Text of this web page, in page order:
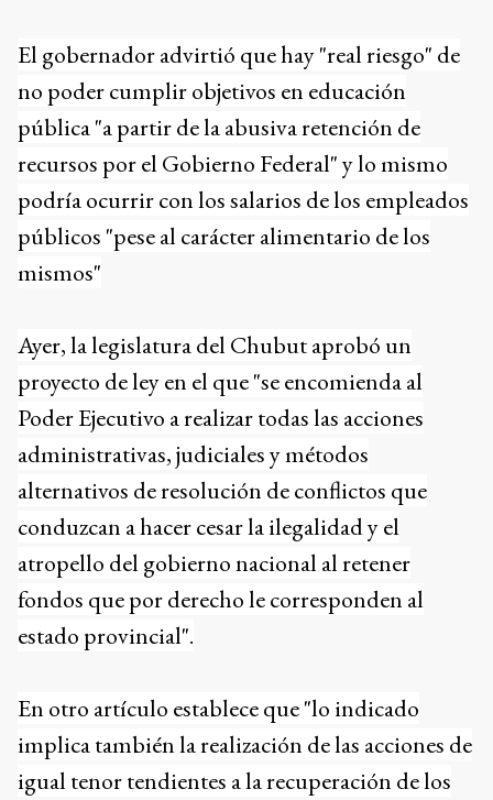
El gobernador advirtió que hay "real riesgo" de
no poder cumplir objetivos en educación
pública "a partir de la abusiva retención de
recursos por el Gobierno Federal" y lo mismo
podría ocurrir con los salarios de los empleados
públicos "pese al carácter alimentario de los
mismos"
Ayer, la legislatura del Chubut aprobó un
proyecto de ley en el que "se encomienda al
Poder Ejecutivo a realizar todas las acciones
administrativas, judiciales y métodos
alternativos de resolución de conflictos que
conduzcan a hacer cesar la ilegalidad y el
atropello del gobierno nacional al retener
fondos que por derecho le corresponden al
estado provincial".
En otro artículo establece que "lo indicado
implica también la realización de las acciones de
igual tenor tendientes a la recuperación de los